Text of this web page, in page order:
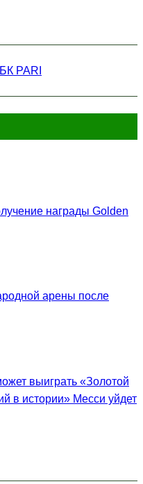
награды Golden
арены после
выиграть «Золотой
в истории» Месси уйдет